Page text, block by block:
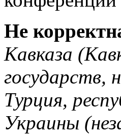
Не
Кавказа
государств,
Турция,
Украины